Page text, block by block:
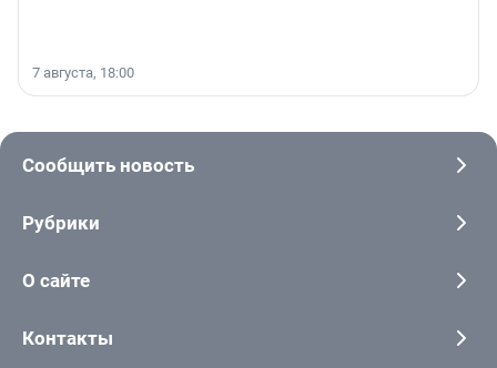
7 августа, 18:00
Сообщить новость
Рубрики
О сайте
Контакты